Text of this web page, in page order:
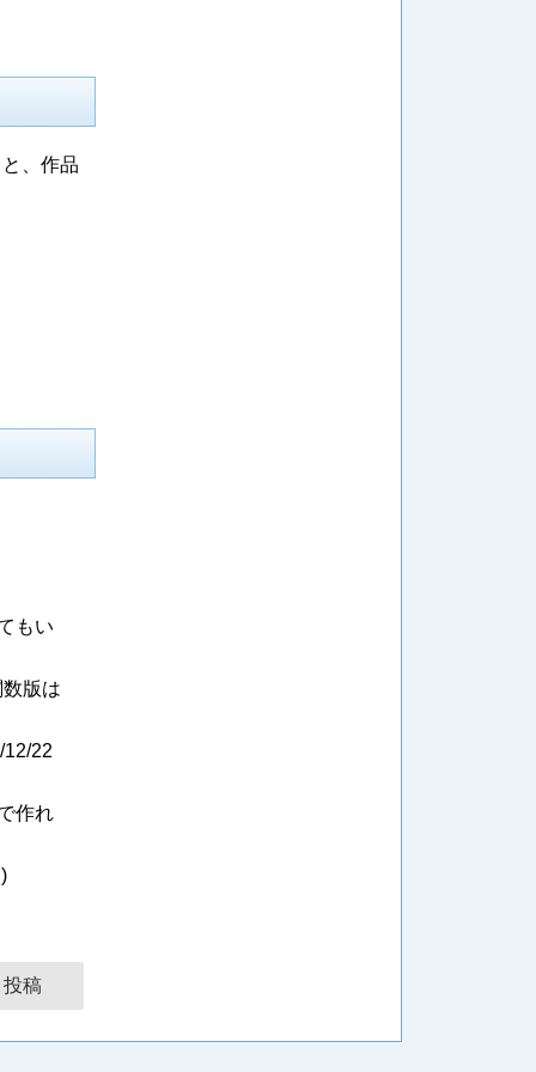
、作品
もい
版は
12/22
作れ